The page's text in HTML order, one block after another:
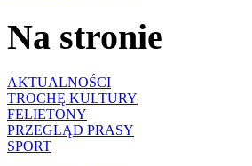
Na stronie
AKTUALNOŚCI
TROCHĘ KULTURY
FELIETONY
PRZEGLĄD PRASY
SPORT